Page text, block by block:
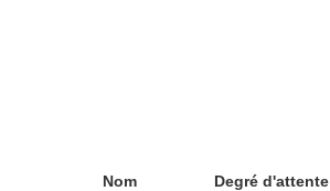
Nom Degré d'attente